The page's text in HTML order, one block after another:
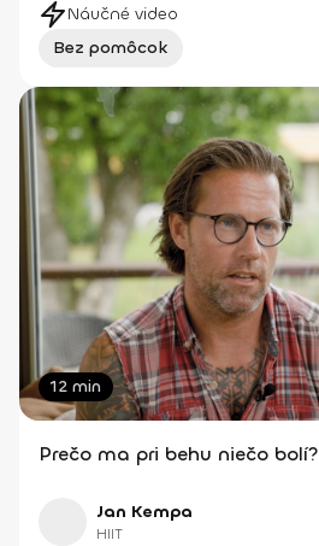
Náučné video
Bez pomôcok
12 min
Prečo ma pri behu niečo bolí?
Jan Kempa
HIIT